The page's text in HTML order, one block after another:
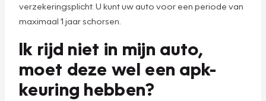
verzekeringsplicht. U kunt uw auto voor een periode van
maximaal 1 jaar schorsen.
Ik rijd niet in mijn auto,
moet deze wel een apk-
keuring hebben?